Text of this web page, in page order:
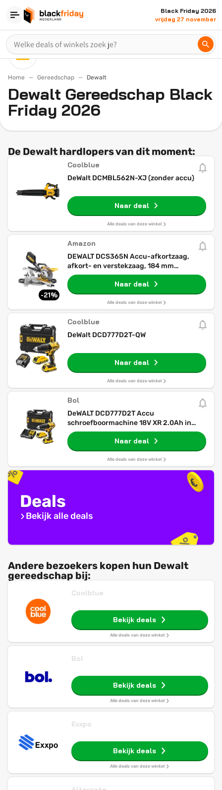
Black Friday 2026
vrijdag 27 november
Home Gereedschap Dewalt
Dewalt Gereedschap Black
Friday 2026
De Dewalt hardlopers van dit moment:
Coolblue
DeWalt DCMBL562N-XJ (zonder accu)
Naar deal
Alle deals van deze winkel
-21%
Amazon
DEWALT DCS365N Accu-afkortzaag,
afkort- en verstekzaag, 184 mm
zaagbladdiameter, 48 graden
hellingsinstelling, XPS-
zaaglijnweergave, levering zonder accu
Naar deal
Alle deals van deze winkel
Coolblue
DeWalt DCD777D2T-QW
Naar deal
Alle deals van deze winkel
Bol
DeWALT DCD777D2T Accu
schroefboormachine 18V XR 2.0Ah in
TSTAK
Naar deal
Alle deals van deze winkel
Deals
Bekijk alle deals
Andere bezoekers kopen hun Dewalt
gereedschap bij:
Coolblue
Bekijk deals
Alle deals van deze winkel
Bol
Bekijk deals
Alle deals van deze winkel
Exxpo
Bekijk deals
Alle deals van deze winkel